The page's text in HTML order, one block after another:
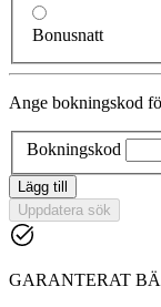
Bonusnatt
Ange bokningskod
Bokningskod
Lägg till
Uppdatera sök
GARANTERAT